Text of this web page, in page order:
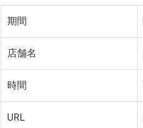
期間
店舗名
時間
URL